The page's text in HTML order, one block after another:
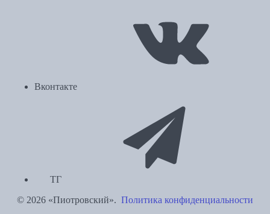
Вконтакте
ТГ
© 2026 «Пиотровский». Политика конфиденциальности